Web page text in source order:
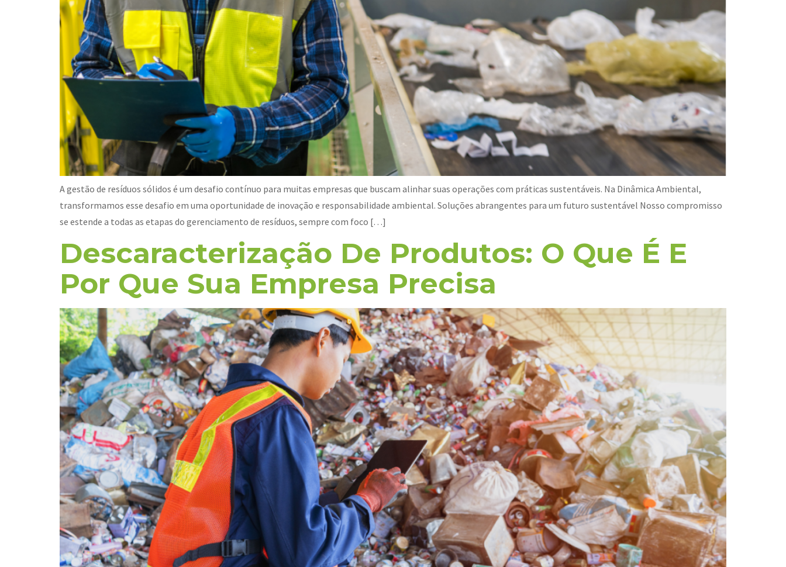
A gestão de resíduos sólidos é um desafio contínuo para muitas empresas que buscam alinhar suas operações com práticas sustentáveis. Na Dinâmica Ambiental,
transformamos esse desafio em uma oportunidade de inovação e responsabilidade ambiental. Soluções abrangentes para um futuro sustentável Nosso compromisso
se estende a todas as etapas do gerenciamento de resíduos, sempre com foco […]
Descaracterização De Produtos: O Que É E
Por Que Sua Empresa Precisa